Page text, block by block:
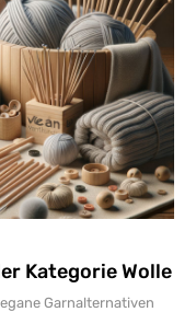
Kategorie Wolle
Garnalternativen